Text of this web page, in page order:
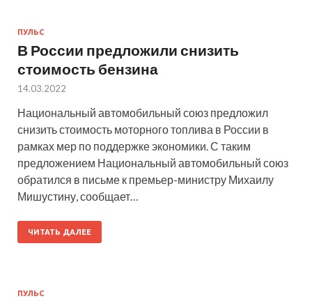
ПУЛЬС
В России предложили снизить
стоимость бензина
14.03.2022
Национальный автомобильный союз предложил
снизить стоимость моторного топлива в России в
рамках мер по поддержке экономики. С таким
предложением Национальный автомобильный союз
обратился в письме к премьер-министру Михаилу
Мишустину, сообщает…
ЧИТАТЬ ДАЛЕЕ
ПУЛЬС